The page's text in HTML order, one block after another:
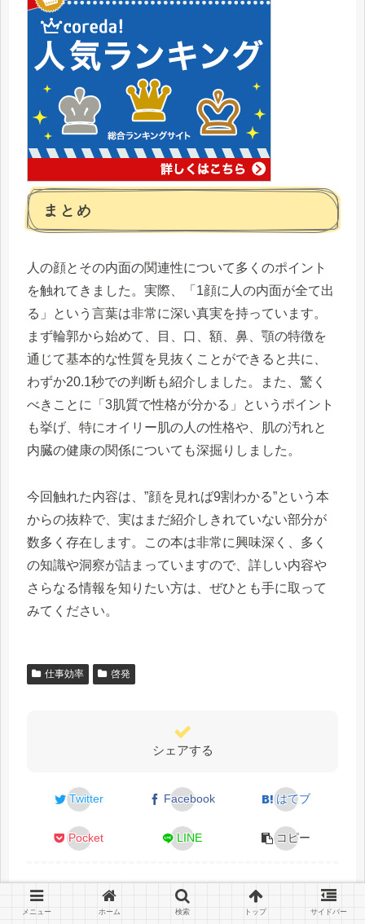
まとめ
人の顔とその内面の関連性について多くのポイント
を触れてきました。実際、「1顔に人の内面が全て出
る」という言葉は非常に深い真実を持っています。
まず輪郭から始めて、目、口、額、鼻、顎の特徴を
通じて基本的な性質を見抜くことができると共に、
わずか20.1秒での判断も紹介しました。また、驚く
べきことに「3肌質で性格が分かる」というポイント
も挙げ、特にオイリー肌の人の性格や、肌の汚れと
内臓の健康の関係についても深掘りしました。
今回触れた内容は、”顔を見れば9割わかる”という本
からの抜粋で、実はまだ紹介しきれていない部分が
数多く存在します。この本は非常に興味深く、多く
の知識や洞察が詰まっていますので、詳しい内容や
さらなる情報を知りたい方は、ぜひとも手に取って
みてください。
仕事効率 啓発
シェアする
Twitter Facebook はてブ
Pocket LINE コピー
メニュー ホーム 検索 トップ サイドバー